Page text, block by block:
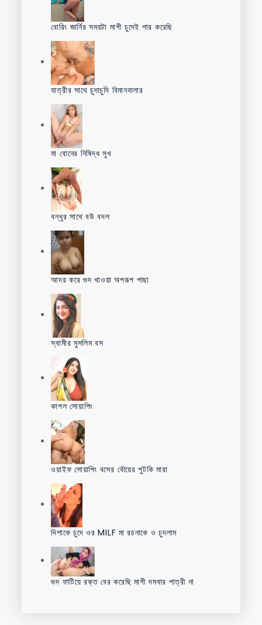
বোরিং জার্নির সময়টা মাগী চুদেই পার করেছি
যাত্রীর সাথে চুদাচুদি বিমানবালার
মা বোনের নিষিদ্ধ সুখ
বন্ধুর সাথে বউ বদল
আদর করে গুদ খাওয়া অপরূপ পাছা
স্বামীর মুসলিম বস
কাপল সোয়াপিং
ওয়াইফ সোয়াপিং বসের বৌয়ের পুটকি মারা
দিশাকে চুদে ওর MILF মা রচনাকে ও চুদলাম
গুদ ফাটিয়ে রক্ত বের করেছি মাগী দমবার পাত্রী না